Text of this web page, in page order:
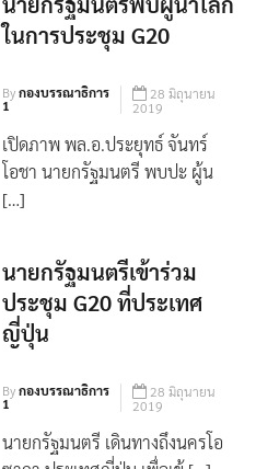
พล.อ.ประยุทธ์ จันทร์โอชา
นายกรัฐมนตรีพบผู้นำโลก
ในการประชุม G20
Byกองบรรณาธิการ
1
28 มิถุนายน
2019
เปิดภาพ พล.อ.ประยุทธ์ จันทร์
นายกรัฐมนตรีเข้าร่วม
ประชุม G20 ที่ประเทศ
ญี่ปุ่น
Byกองบรรณาธิการ
1
28 มิถุนายน
2019